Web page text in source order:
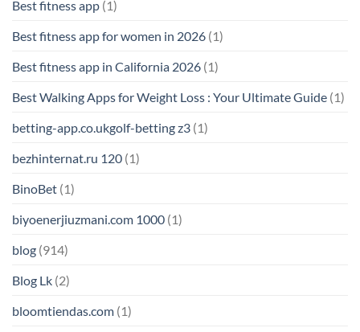
Best fitness app (1)
Best fitness app for women in 2026 (1)
Best fitness app in California 2026 (1)
Best Walking Apps for Weight Loss : Your Ultimate Guide (1)
betting-app.co.ukgolf-betting z3 (1)
bezhinternat.ru 120 (1)
BinoBet (1)
biyoenerjiuzmani.com 1000 (1)
blog (914)
Blog Lk (2)
bloomtiendas.com (1)